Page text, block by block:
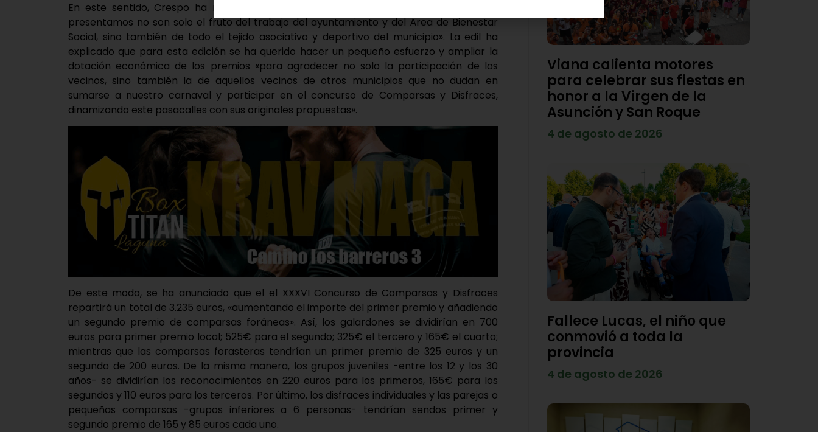
En este sentido, Crespo ha matizado que «la gran variedad de actividades que hoy
presentamos no son solo el fruto del trabajo del ayuntamiento y del Área de Bienestar
Social, sino también de todo el tejido asociativo y deportivo del municipio». La edil ha
explicado que para esta edición se ha querido hacer un pequeño esfuerzo y ampliar la
dotación económica de los premios «para agradecer no solo la participación de los
vecinos, sino también la de aquellos vecinos de otros municipios que no dudan en
sumarse a nuestro carnaval y participar en el concurso de Comparsas y Disfraces,
dinamizando este pasacalles con sus originales propuestas».
De este modo, se ha anunciado que el el XXXVI Concurso de Comparsas y Disfraces
repartirá un total de 3.235 euros, «aumentando el importe del primer premio y añadiendo
un segundo premio de comparsas foráneas». Así, los galardones se dividirían en 700
euros para primer premio local; 525€ para el segundo; 325€ el tercero y 165€ el cuarto;
mientras que las comparsas forasteras tendrían un primer premio de 325 euros y un
segundo de 200 euros. De la misma manera, los grupos juveniles -entre los 12 y los 30
años- se dividirían los reconocimientos en 220 euros para los primeros, 165€ para los
segundos y 110 euros para los terceros. Por último, los disfraces individuales y las parejas o
pequeñas comparsas -grupos inferiores a 6 personas- tendrían sendos primer y
segundo premio de 165 y 85 euros cada uno.
Viana calienta motores
para celebrar sus fiestas en
honor a la Virgen de la
Asunción y San Roque
4 de agosto de 2026
Fallece Lucas, el niño que
conmovió a toda la
provincia
4 de agosto de 2026